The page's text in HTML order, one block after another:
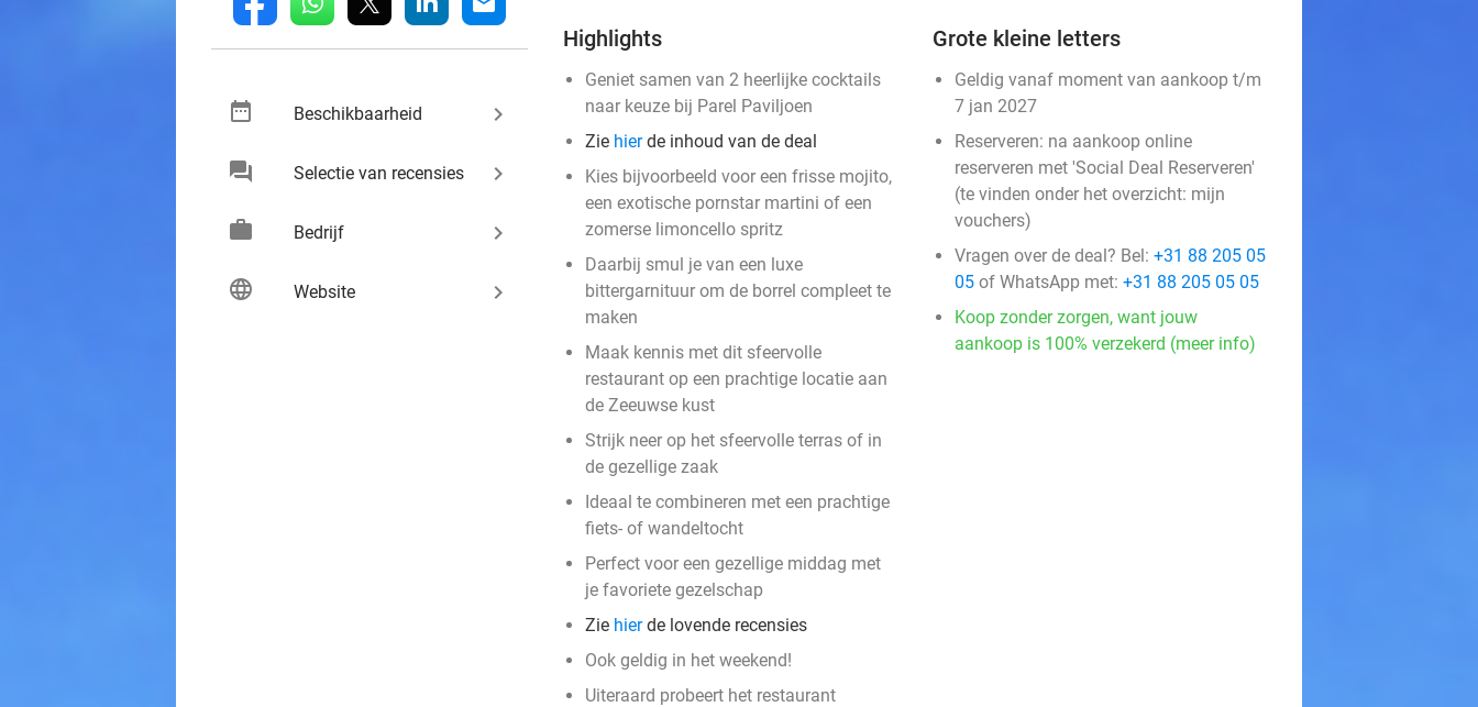
fb
date_range Beschikbaarheid keyboard_arrow_right
chat Selectie van recensies keyboard_arrow_right
work Bedrijf keyboard_arrow_right
language Website keyboard_arrow_right
Highlights
Geniet samen van 2 heerlijke cocktails
naar keuze bij Parel Paviljoen
Zie hierde inhoud van de deal
Kies bijvoorbeeld voor een frisse mojito,
een exotische pornstar martini of een
zomerse limoncello spritz
Daarbij smul je van een luxe
bittergarnituur om de borrel compleet te
maken
Maak kennis met dit sfeervolle
restaurant op een prachtige locatie aan
de Zeeuwse kust
Strijk neer op het sfeervolle terras of in
de gezellige zaak
Ideaal te combineren met een prachtige
fiets- of wandeltocht
Perfect voor een gezellige middag met
je favoriete gezelschap
Zie hierde lovende recensies
Ook geldig in het weekend!
Uiteraard probeert het restaurant
Grote kleine letters
Geldig vanaf moment van aankoop t/m
7 jan 2027
Reserveren: na aankoop online
reserveren met 'Social Deal Reserveren'
(te vinden onder het overzicht: mijn
vouchers)
Vragen over de deal? Bel: +31 88 205 05
05 of WhatsApp met: +31 88 205 05 05
Koop zonder zorgen, want jouw
aankoop is 100% verzekerd (meer info)